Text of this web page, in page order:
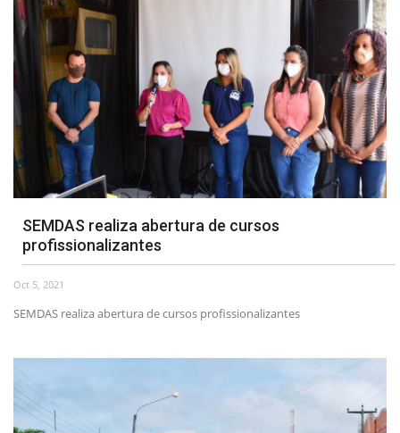
SEMDAS realiza abertura de cursos
profissionalizantes
Oct 5, 2021
SEMDAS realiza abertura de cursos profissionalizantes